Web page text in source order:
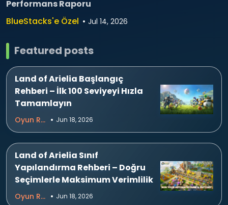
Performans Raporu
BlueStacks'e Özel
Jul 14, 2026
Featured posts
Land of Arielia Başlangıç
Rehberi – İlk 100 Seviyeyi Hızla
Tamamlayın
Oyun Rehberleri Jun 18, 2026
Land of Arielia Sınıf
Yapılandırma Rehberi – Doğru
Seçimlerle Maksimum Verimlilik
Oyun Rehberleri Jun 18, 2026